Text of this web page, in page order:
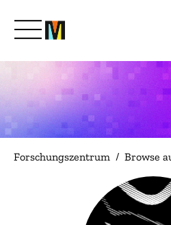
Lernen Sie
Was wir tun
Machen Sie mit
Forschungszentrum / Browse